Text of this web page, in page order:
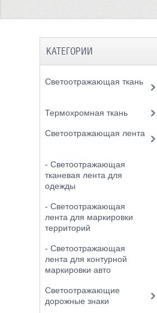
КАТЕГОРИИ
Светоотражающая ткань
Термохромная ткань
Светоотражающая лента
- Светоотражающая
тканевая лента для
одежды
- Светоотражающая
лента для маркировки
территорий
- Светоотражающая
лента для контурной
маркировки авто
Светоотражающие
дорожные знаки